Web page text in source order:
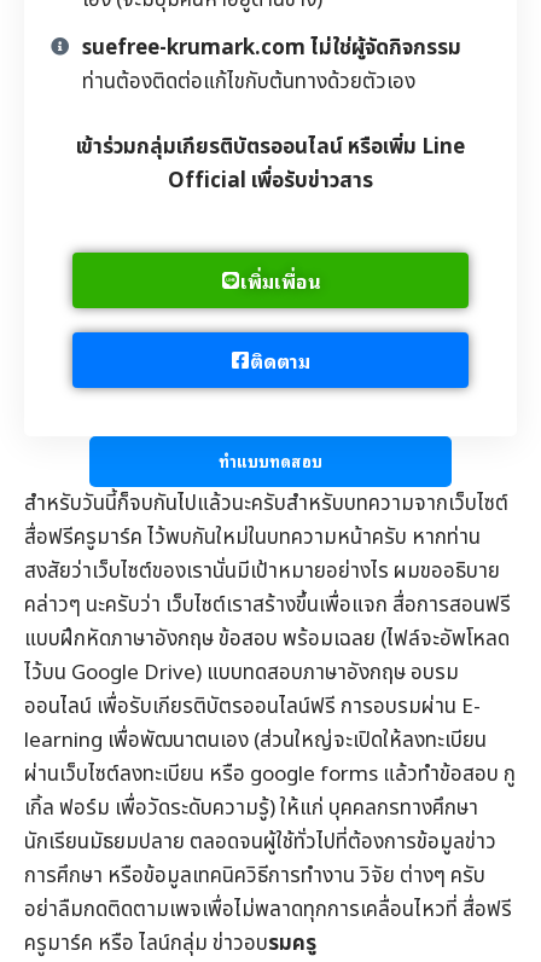
suefree-krumark.com ไม่ใช่ผู้จัดกิจกรรม
ท่านต้องติดต่อแก้ไขกับต้นทางด้วยตัวเอง
เข้าร่วมกลุ่มเกียรติบัตรออนไลน์ หรือเพิ่ม Line
Official เพื่อรับข่าวสาร
เพิ่มเพื่อน
ติดตาม
ทำแบบทดสอบ
สำหรับวันนี้ก็จบกันไปแล้วนะครับสำหรับบทความจากเว็บไซต์
สื่อฟรีครูมาร์คไว้พบกันใหม่ในบทความหน้าครับ หากท่าน
สงสัยว่าเว็บไซต์ของเรานั่นมีเป้าหมายอย่างไร ผมขออธิบาย
คล่าวๆ นะครับว่า เว็บไซต์เราสร้างขึ้นเพื่อแจก สื่อการสอนฟรี
แบบฝึกหัดภาษาอังกฤษข้อสอบพร้อมเฉลย (ไฟล์จะอัพโหลด
ไว้บน Google Drive) แบบทดสอบภาษาอังกฤษอบรม
ออนไลน์ เพื่อรับเกียรติบัตรออนไลน์ฟรี การอบรมผ่าน E-
learning เพื่อพัฒนาตนเอง (ส่วนใหญ่จะเปิดให้ลงทะเบียน
ผ่านเว็บไซต์ลงทะเบียน หรือ google forms แล้วทำข้อสอบ กู
เกิ้ล ฟอร์ม เพื่อวัดระดับความรู้) ให้แก่ บุคคลกรทางศึกษา
นักเรียนมัธยมปลาย ตลอดจนผู้ใช้ทั่วไปที่ต้องการข้อมูลข่าว
การศึกษา หรือข้อมูลเทคนิควิธีการทำงาน วิจัย ต่างๆ ครับ
อย่าลืมกดติดตามเพจเพื่อไม่พลาดทุกการเคลื่อนไหวที่ สื่อฟรี
ครูมาร์ค หรือ ไลน์กลุ่มข่าวอบรมครู